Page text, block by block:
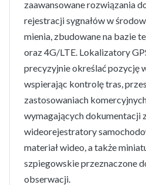
zaawansowane rozwiązania
rejestracji sygnałów w
mienia, zbudowane na bazie
oraz 4G/LTE. Lokalizatory
precyzyjnie określać pozycję
wspierając kontrolę tras,
zastosowaniach
wymagających dokumentacji
wideorejestratory
materiał wideo, a także
szpiegowskie przeznaczone
obserwacji.